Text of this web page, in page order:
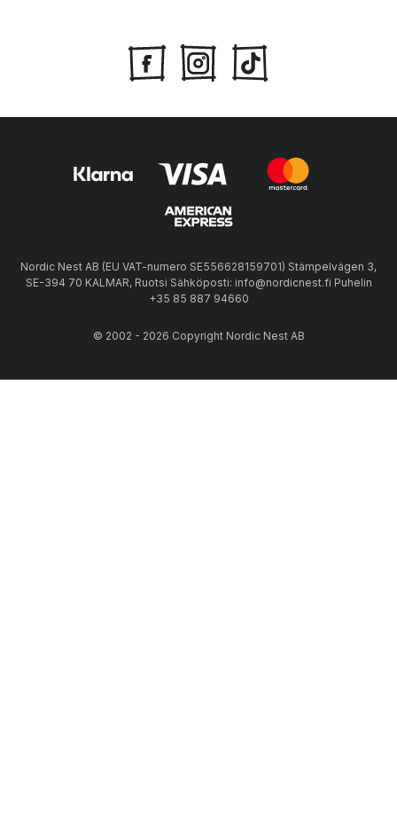
Nordic Nest AB (EU VAT-numero SE556628159701) Stämpelvägen 3,
SE-394 70 KALMAR, Ruotsi Sähköposti: info@nordicnest.fi Puhelin
+35 85 887 94660
© 2002 - 2026 Copyright Nordic Nest AB